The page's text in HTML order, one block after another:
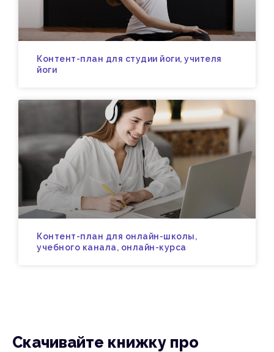
Контент-план для студии йоги, учителя
йоги
Контент-план для онлайн-школы,
учебного канала, онлайн-курса
Скачивайте книжку про